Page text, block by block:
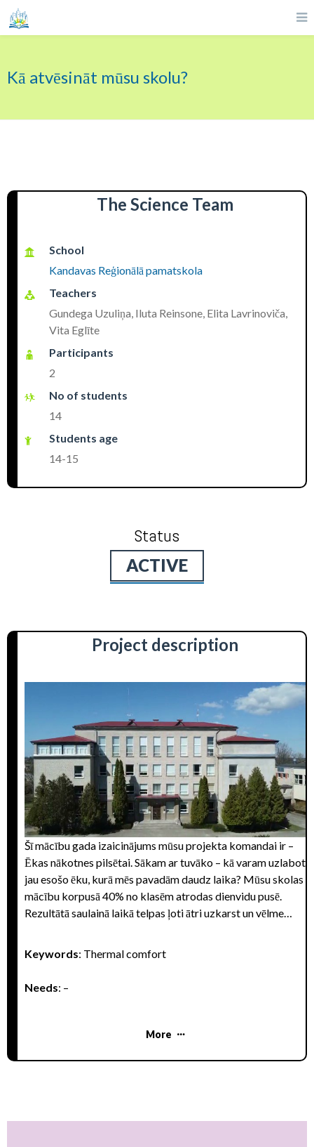
Kā atvēsināt mūsu skolu?
The Science Team
School
Kandavas Reģionālā pamatskola
Teachers
Gundega Uzuliņa, Iluta Reinsone, Elita Lavrinoviča,
Vita Eglīte
Participants
2
No of students
14
Students age
14-15
Status
ACTIVE
Project description
Šī mācību gada izaicinājums mūsu projekta komandai ir –
Ēkas nākotnes pilsētai. Sākam ar tuvāko – kā varam uzlabot
jau esošo ēku, kurā mēs pavadām daudz laika? Mūsu skolas
mācību korpusā 40% no klasēm atrodas dienvidu pusē.
Rezultātā saulainā laikā telpas ļoti ātri uzkarst un vēlme
Keywords: Thermal comfort
Needs: –
More